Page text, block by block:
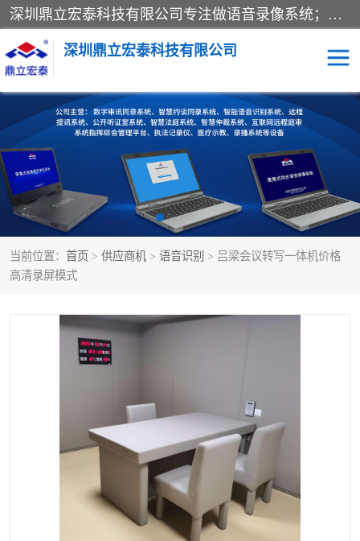
深圳鼎立宏泰科技有限公司专注做语音录像系统；主要服务有：约谈室同步录音录像系统、设计数字询问同步录音录像、数字约谈室同步录音录像、公开听证室、智慧庭审、智能语音识别转写、远程提讯（提审）、记录仪、远程指挥综合管理平台、录播系统等
深圳鼎立宏泰科技有限公司
当前位置： 首页 > 供应商机 > 语音识别 > 吕梁会议转写一体机价格
高清录屏模式
同步录音录像设备 便携式审讯设备
数字法庭 听证室
远程提讯 语音识别